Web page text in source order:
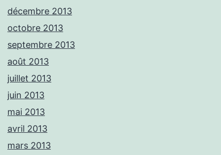
décembre 2013
octobre 2013
septembre 2013
août 2013
juillet 2013
juin 2013
mai 2013
avril 2013
mars 2013